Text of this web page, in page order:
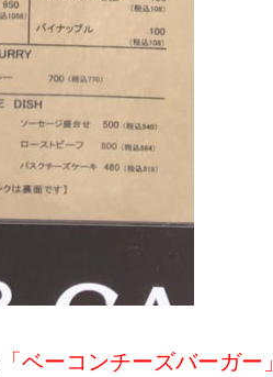
「ベーコンチーズバーガー」